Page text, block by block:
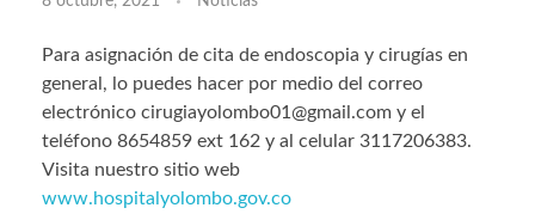
Para asignación de cita de endoscopia y cirugías en
general, lo puedes hacer por medio del correo
electrónico cirugiayolombo01@gmail.com y el
teléfono 8654859 ext 162 y al celular 3117206383.
Visita nuestro sitio web
www.hospitalyolombo.gov.co